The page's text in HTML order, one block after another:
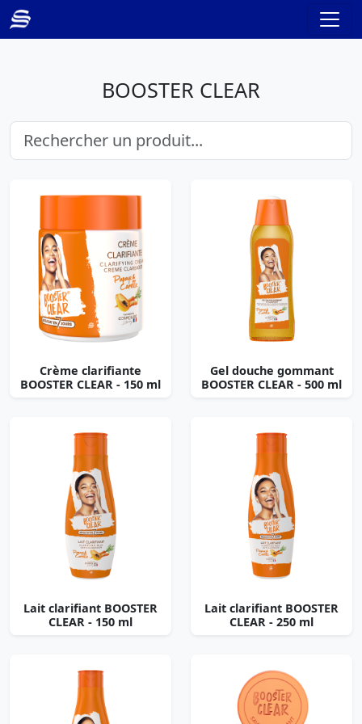
BOOSTER CLEAR
Crème clarifiante
BOOSTER CLEAR - 150 ml
Gel douche gommant
BOOSTER CLEAR - 500 ml
Lait clarifiant BOOSTER
CLEAR - 150 ml
Lait clarifiant BOOSTER
CLEAR - 250 ml